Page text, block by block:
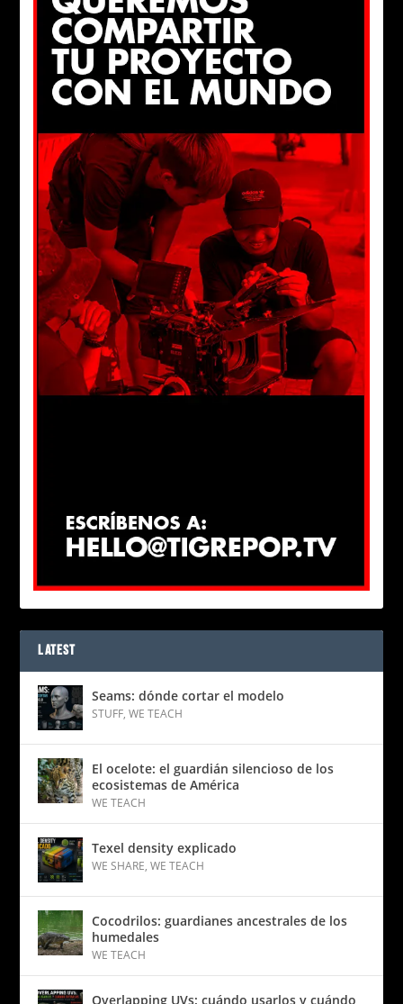
LATEST
Seams: dónde cortar el modelo
STUFF,WE TEACH
El ocelote: el guardián silencioso de los
ecosistemas de América
WE TEACH
Texel density explicado
WE SHARE,WE TEACH
Cocodrilos: guardianes ancestrales de los
humedales
WE TEACH
Overlapping UVs: cuándo usarlos y cuándo